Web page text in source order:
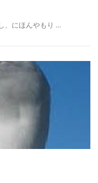
、にほんやもり …